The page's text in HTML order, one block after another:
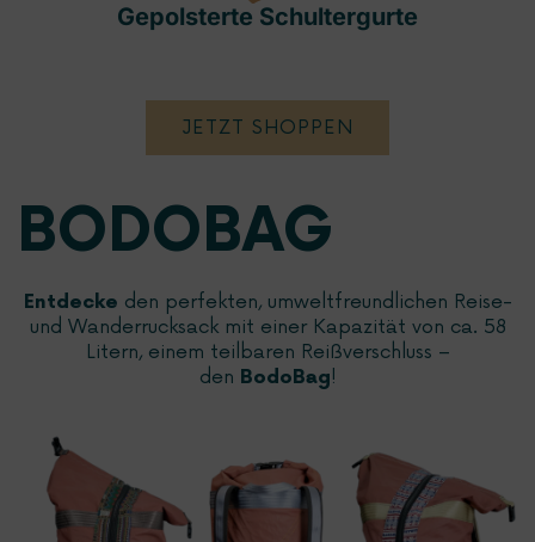
Gepolsterte Schultergurte
JETZT SHOPPEN
BODOBAG
Entdecke den perfekten, umweltfreundlichen Reise-
und Wanderrucksack mit einer Kapazität von ca. 58
Litern, einem teilbaren Reißverschluss –
den BodoBag!